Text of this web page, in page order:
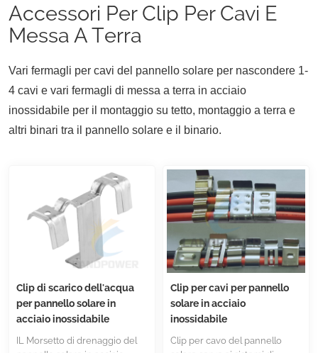
Accessori Per Clip Per Cavi E
Messa A Terra
Vari fermagli per cavi del pannello solare per nascondere 1-
4 cavi e vari fermagli di messa a terra in acciaio
inossidabile per il montaggio su tetto, montaggio a terra e
altri binari tra il pannello solare e il binario.
Clip di scarico dell'acqua
per pannello solare in
acciaio inossidabile
IL Morsetto di drenaggio del
Clip per cavi per pannello
solare in acciaio
inossidabile
Clip per cavo del pannello